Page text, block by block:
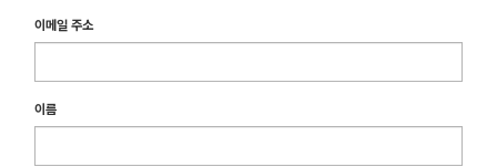
이메일 주소
이름